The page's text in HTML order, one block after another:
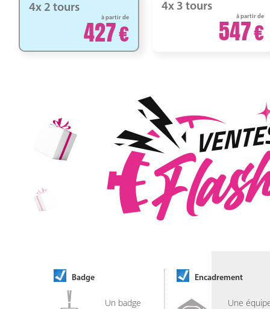
4x 2 tours
à partir de
427
4x 3 tours
à partir de
547
Badge
Un badge
Encadrement
Une